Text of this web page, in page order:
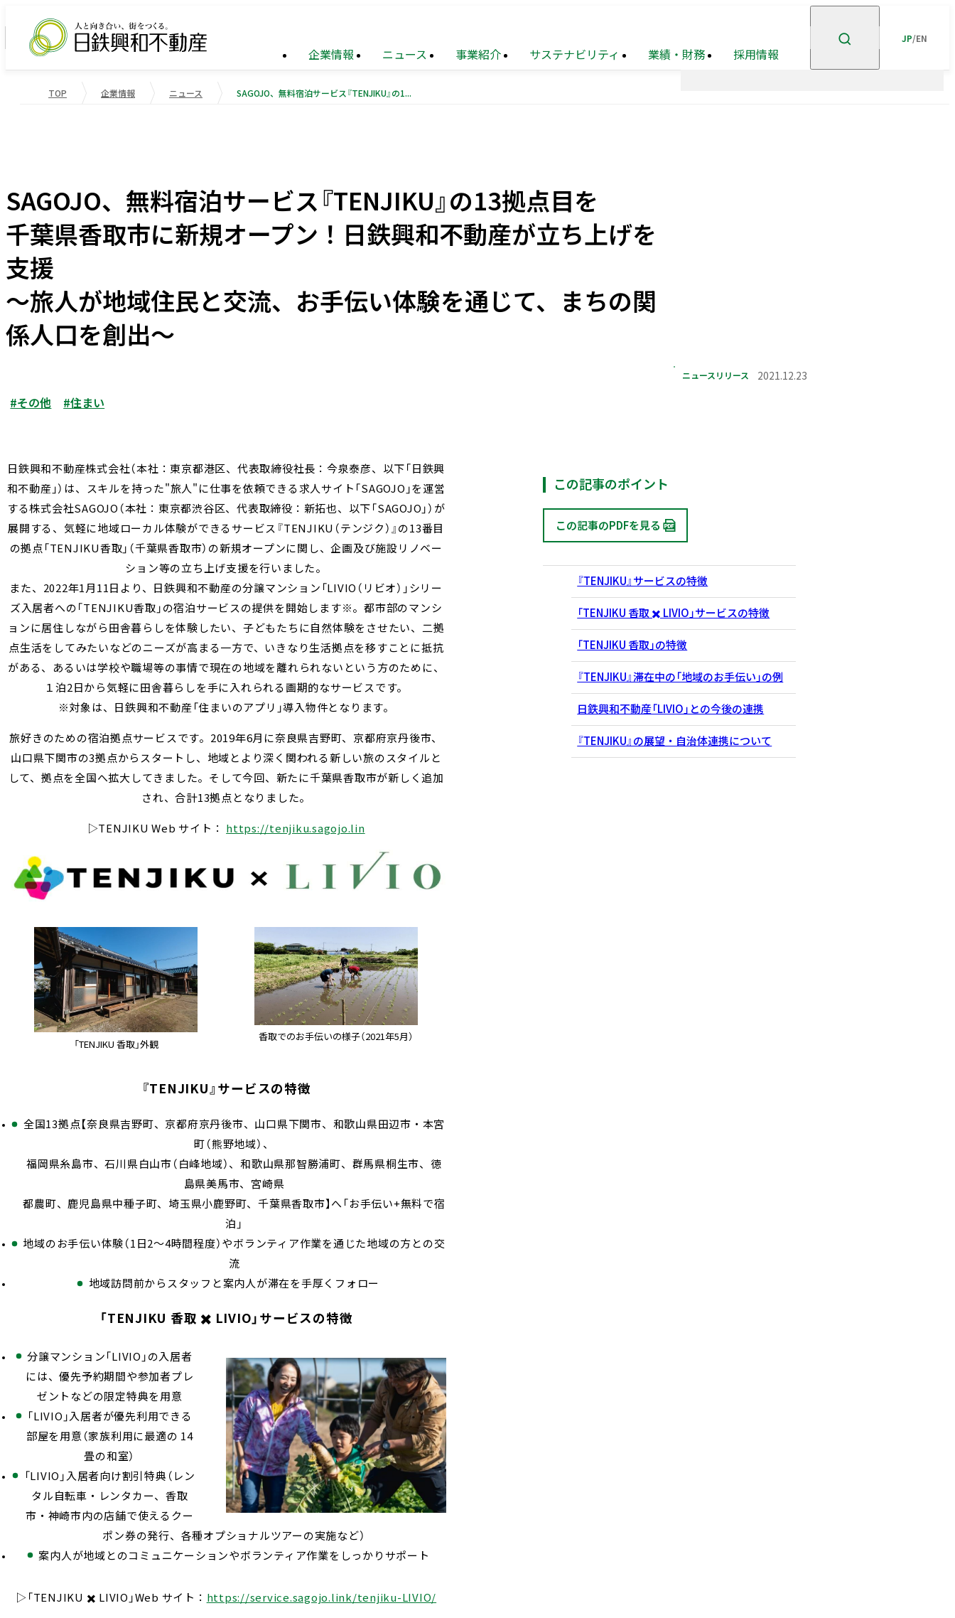
企業情報
役員一覧 組織図
受賞歴 ニュース・ トピックス
ニュース 事業紹介
マンション 再生事業 地域創生事業
国際事業 農業事業
サステナビリティ
社会変化への対応 次世代を担う人材創出
社会貢献活動・コミュニティ支援 サステナブルファイナンス
業績・財務 採用情報
JP/EN
TOP 企業情報 ニュース
SAGOJO、無料宿泊サービス『TENJIKU』の13拠点目を
千葉県香取市に新規オープン！日鉄興和不動産が立ち上げを
支援
〜旅人が地域住民と交流、お手伝い体験を通じて、まちの関
係人口を創出〜
ニュースリリース 2021.12.23
#その他 #住まい
日鉄興和不動産株式会社（本社：東京都港区、代表取締役社長：今泉泰彦、以下「日鉄興
和不動産」）は、スキルを持った"旅人"に仕事を依頼できる求人サイト「SAGOJO」を運営
する株式会社SAGOJO（本社：東京都渋谷区、代表取締役：新拓也、以下「SAGOJO」）が
展開する、気軽に地域ローカル体験ができるサービス『TENJIKU（テンジク）』の13番目
の拠点「TENJIKU香取」（千葉県香取市）の新規オープンに関し、企画及び施設リノベー
ション等の立ち上げ支援を行いました。
また、2022年1月11日より、日鉄興和不動産の分譲マンション「LIVIO（リビオ）」シリー
ズ入居者への「TENJIKU香取」の宿泊サービスの提供を開始します※。都市部のマンシ
ョンに居住しながら田舎暮らしを体験したい、子どもたちに自然体験をさせたい、二拠
点生活をしてみたいなどのニーズが高まる一方で、いきなり生活拠点を移すことに抵抗
がある、あるいは学校や職場等の事情で現在の地域を離れられないという方のために、
１泊2日から気軽に田舎暮らしを手に入れられる画期的なサービスです。
※対象は、日鉄興和不動産「住まいのアプリ」導入物件となります。
旅好きのための宿泊拠点サービスです。2019年6月に奈良県吉野町、京都府京丹後市、
山口県下関市の3拠点からスタートし、地域とより深く関われる新しい旅のスタイルと
して、拠点を全国へ拡大してきました。そして今回、新たに千葉県香取市が新しく追加
され、合計13拠点となりました。
▷TENJIKU Web サイト： https://tenjiku.sagojo.lin
「TENJIKU 香取」外観
香取でのお手伝いの様子（2021年5月）
『TENJIKU』サービスの特徴
全国13拠点【奈良県吉野町、京都府京丹後市、山口県下関市、和歌山県田辺市・本宮
町（熊野地域）、
福岡県糸島市、石川県白山市（白峰地域）、和歌山県那智勝浦町、群馬県桐生市、徳
島県美馬市、宮崎県
都農町、鹿児島県中種子町、埼玉県小鹿野町、千葉県香取市】へ「お手伝い+無料で宿
泊」
地域のお手伝い体験（1日2〜4時間程度）やボランティア作業を通じた地域の方との交
流
地域訪問前からスタッフと案内人が滞在を手厚くフォロー
「TENJIKU 香取 ✖️ LIVIO」サービスの特徴
分譲マンション「LIVIO」の入居者
には、優先予約期間や参加者プレ
ゼントなどの限定特典を用意
「LIVIO」入居者が優先利用できる
部屋を用意（家族利用に最適の 14
畳の和室）
「LIVIO」入居者向け割引特典（レン
タル自転車・レンタカー、香取
市・神崎市内の店舗で使えるクー
ポン券の発行、各種オプショナルツアーの実施など）
案内人が地域とのコミュニケーションやボランティア作業をしっかりサポート
▷「TENJIKU ✖️ LIVIO」Web サイト： https://service.sagojo.link/tenjiku-LIVIO/
この記事のポイント
この記事のPDFを見る
『TENJIKU』サービスの特徴
「TENJIKU 香取 ✖️ LIVIO」サービスの特徴
「TENJIKU 香取」の特徴
『TENJIKU』滞在中の「地域のお手伝い」の例
日鉄興和不動産「LIVIO」との今後の連携
『TENJIKU』の展望・自治体連携について